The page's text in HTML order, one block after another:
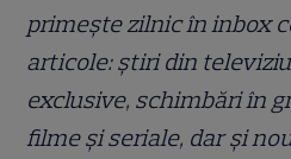
primește zilnic în inbox
articole: știri din
exclusive, schimbări în
filme și seriale, dar și